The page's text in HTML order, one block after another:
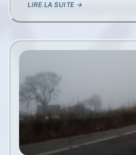
LIRE LA SUITE →